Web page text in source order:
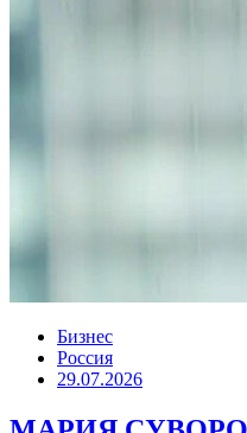
Бизнес
Россия
29.07.2026